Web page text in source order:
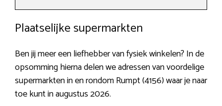
Plaatselijke supermarkten
Ben jij meer een liefhebber van fysiek winkelen? In de
opsomming hierna delen we adressen van voordelige
supermarkten in en rondom Rumpt (4156) waar je naar
toe kunt in augustus 2026.